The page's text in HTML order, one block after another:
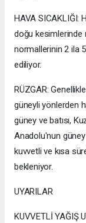
HAVA SICAKLIĞI:
doğu kesimlerinde
normallerinin 2 ila
ediliyor.
RÜZGAR:
güneyli yönlerden
güney ve batısı,
Anadolu'nun
kuvvetli ve kısa
bekleniyor.
UYARILAR
KUVVETLİ YAĞIŞ